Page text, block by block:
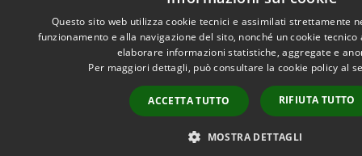
Questo sito web utilizza cookie tecnici e assimilati strettamente
funzionamento e alla navigazione del sito, nonché un cookie
elaborare informazioni statistiche, aggregate e
Per maggiori dettagli, può consultare la cookie policy al
ACCETTA TUTTO RIFIUTA TUTTO
MOSTRA DETTAGLI